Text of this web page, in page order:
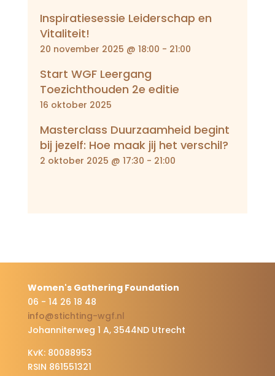
Inspiratiesessie Leiderschap en
Vitaliteit!
20 november 2025 @ 18:00 - 21:00
Start WGF Leergang
Toezichthouden 2e editie
16 oktober 2025
Masterclass Duurzaamheid begint
bij jezelf: Hoe maak jij het verschil?
2 oktober 2025 @ 17:30 - 21:00
Women's Gathering Foundation
06 - 14 26 18 48
info@stichting-wgf.nl
Johanniterweg 1 A, 3544ND Utrecht
KvK: 80088953
RSIN 861551321